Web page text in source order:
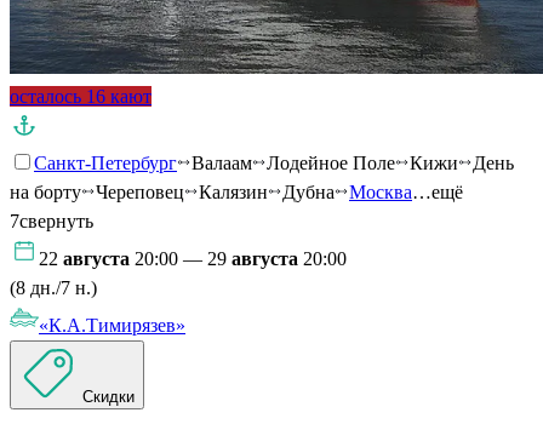
осталось 16 кают
Санкт-Петербург Валаам Лодейное Поле Кижи
День
на борту
Череповец Калязин Дубна Москва…ещё
7свернуть
22 августа 20:00 — 29 августа 20:00
(8 дн./7 н.)
«К.А.Тимирязев»
Скидки